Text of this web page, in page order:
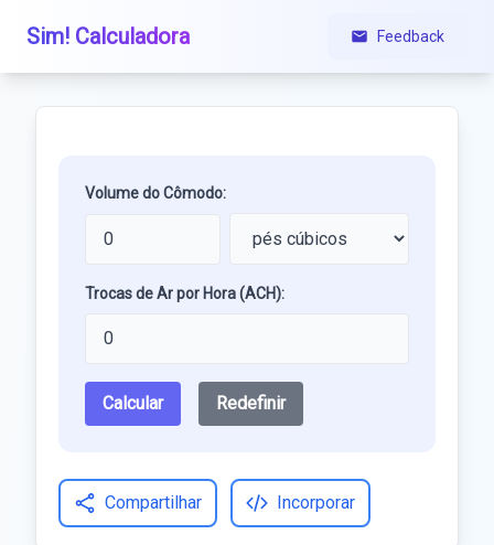
Sim! Calculadora Feedback
Volume do Cômodo:
Trocas de Ar por Hora (ACH):
Calcular Redefinir
Compartilhar Incorporar